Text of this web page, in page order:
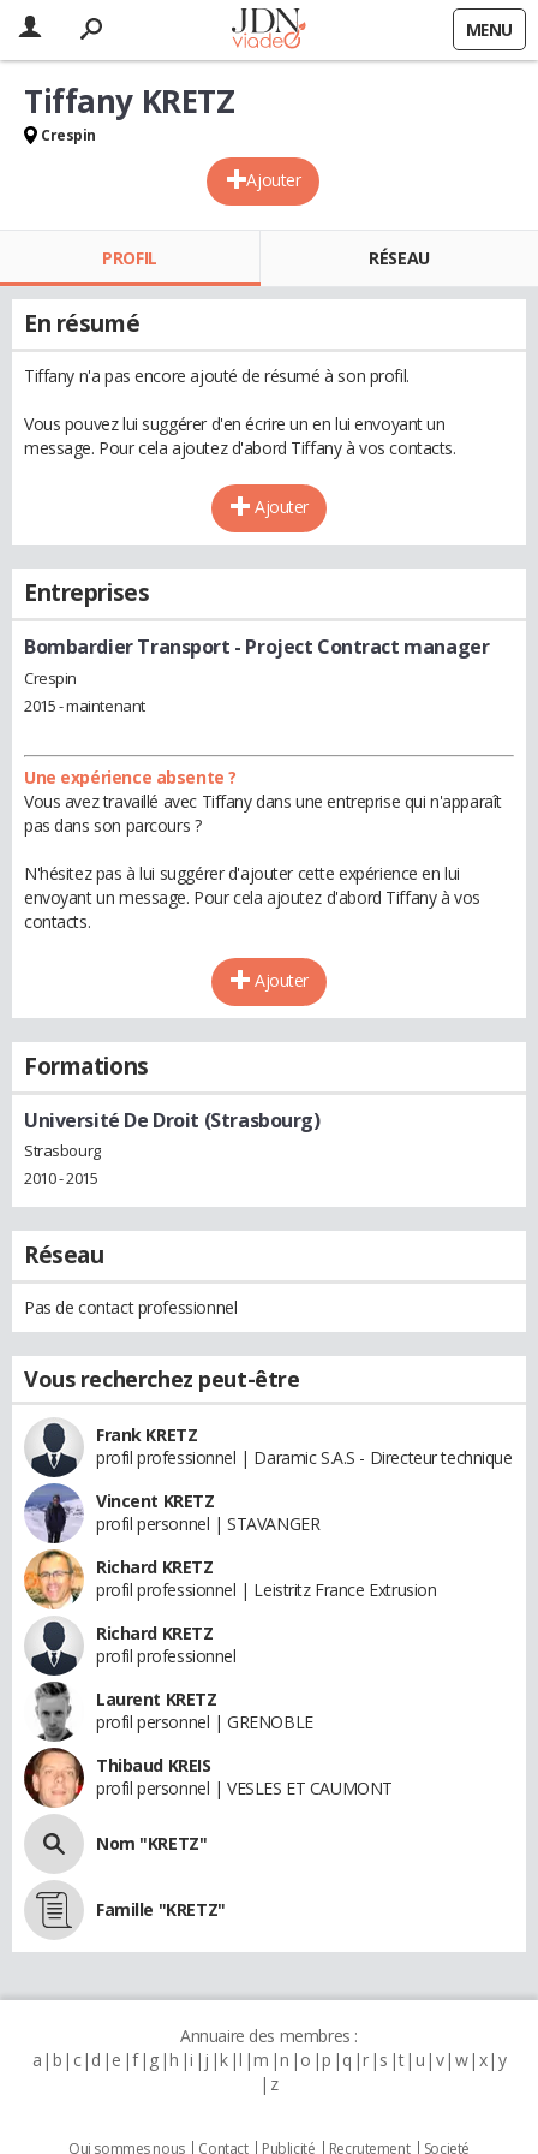
MENU
Ajouter
Tiffany KRETZ
Crespin
PROFIL RÉSEAU
En résumé
Tiffany n'a pas encore ajouté de résumé à son profil.
Vous pouvez lui suggérer d'en écrire un en lui envoyant un
message. Pour cela ajoutez d'abord Tiffany à vos contacts.
Ajouter
Entreprises
Bombardier Transport - Project Contract manager
Crespin
2015 - maintenant
Une expérience absente ?
Vous avez travaillé avec Tiffany dans une entreprise qui n'apparaît
pas dans son parcours ?
N'hésitez pas à lui suggérer d'ajouter cette expérience en lui
envoyant un message. Pour cela ajoutez d'abord Tiffany à vos
contacts.
Ajouter
Formations
Université De Droit (Strasbourg)
Strasbourg
2010 - 2015
Réseau
Pas de contact professionnel
Vous recherchez peut-être
Frank KRETZ
profil professionnel | Daramic S.A.S - Directeur technique
Vincent KRETZ
profil personnel | STAVANGER
Richard KRETZ
profil professionnel | Leistritz France Extrusion
Richard KRETZ
profil professionnel
Laurent KRETZ
profil personnel | GRENOBLE
Thibaud KREIS
profil personnel | VESLES ET CAUMONT
Nom "KRETZ"
Famille "KRETZ"
Annuaire des membres :
a b c d e f g h i j k l m n o p q r s t u v w x y
z
Qui sommes nous Contact Publicité Recrutement Societé